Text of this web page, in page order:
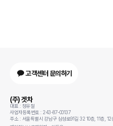
고객센터 문의하기
(주) 겟차
대표 : 정유철
사업자등록번호 : 243-87-00137
주소 : 서울특별시 강남구 삼성로91길 32 10층, 11층, 12